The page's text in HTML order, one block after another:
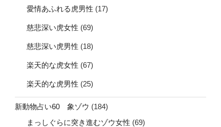
愛情あふれる虎男性 (17)
慈悲深い虎女性 (69)
慈悲深い虎男性 (18)
楽天的な虎女性 (67)
楽天的な虎男性 (25)
新動物占い60 象ゾウ (184)
まっしぐらに突き進むゾウ女性 (69)